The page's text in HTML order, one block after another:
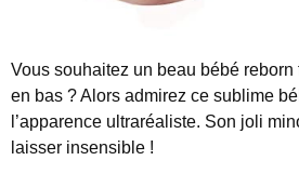
Vous souhaitez un beau bébé
en bas ? Alors admirez ce sublime
l’apparence ultraréaliste. Son joli
laisser insensible !